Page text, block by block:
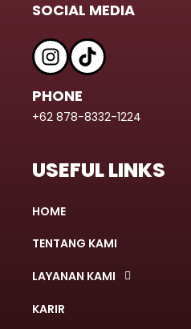
SOCIAL MEDIA
PHONE
+62 878-8332-1224
USEFUL LINKS
HOME
TENTANG KAMI
LAYANAN KAMI
KARIR